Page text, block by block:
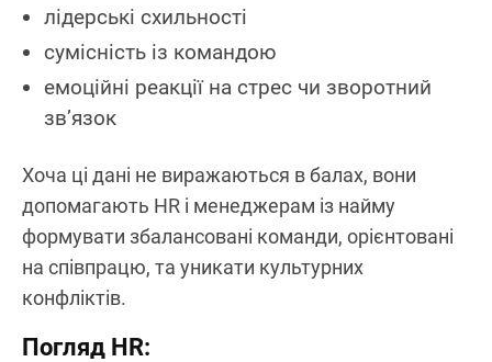
лідерські схильності
сумісність із командою
емоційні реакції на стрес чи зворотний
зв’язок
Хоча ці дані не виражаються в балах, вони
допомагають HR і менеджерам із найму
формувати збалансовані команди, орієнтовані
на співпрацю, та уникати культурних
конфліктів.
Погляд HR: